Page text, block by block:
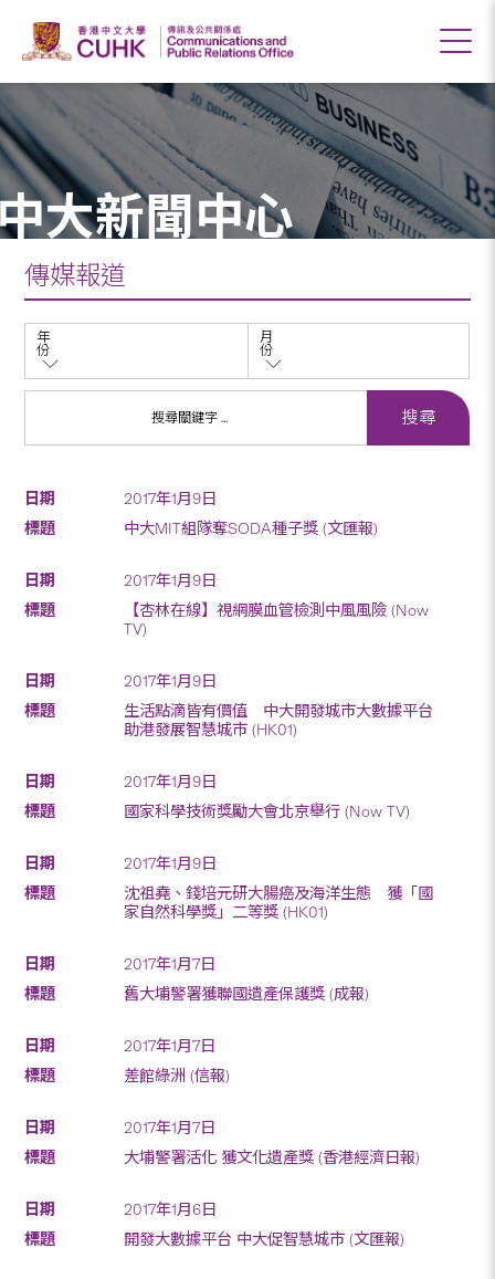
大新聞中心
傳媒報道
年
份
月
份
2017年1月9日
中大MIT組隊奪SODA種子獎 (文匯報)
2017年1月9日
【杏林在線】視網膜血管檢測中風風險 (Now
TV)
2017年1月9日
生活點滴皆有價值 中大開發城市大數據平台
助港發展智慧城市 (HK01)
2017年1月9日
國家科學技術獎勵大會北京舉行 (Now TV)
2017年1月9日
沈祖堯、錢培元研大腸癌及海洋生態 獲「國
家自然科學獎」二等獎 (HK01)
2017年1月7日
舊大埔警署獲聯國遺產保護獎 (成報)
2017年1月7日
差館綠洲 (信報)
2017年1月7日
大埔警署活化 獲文化遺產獎 (香港經濟日報)
2017年1月6日
開發大數據平台 中大促智慧城市 (文匯報)